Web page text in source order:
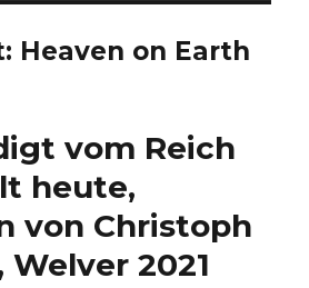
Heaven on Earth
vom Reich
heute,
von Christoph
Welver 2021